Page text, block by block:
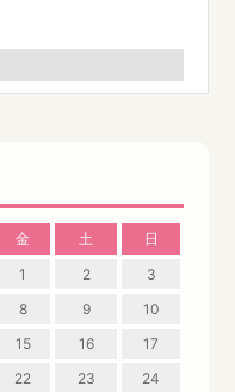
金 土
日
1
2
3
8 9
10
15 16
17
22 23
24